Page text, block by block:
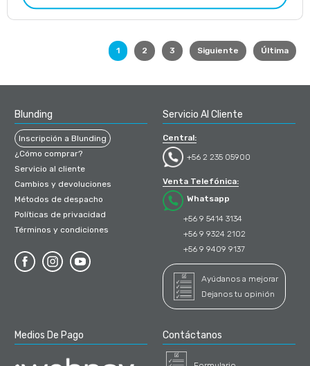
1 2 3 Siguiente Última
Blunding
Inscripción a Blunding
¿Cómo comprar?
Servicio al cliente
Cambios y devoluciones
Métodos de despacho
Políticas de privacidad
Términos y condiciones
Servicio Al Cliente
Central:
+56 2 235 05900
Venta Telefónica:
Whatsapp
+56 9 5414 3134
+56 9 9324 2102
+56 9 9409 9137
Ayúdanos a mejorar
Dejanos tu opinión
Medios De Pago Contáctanos